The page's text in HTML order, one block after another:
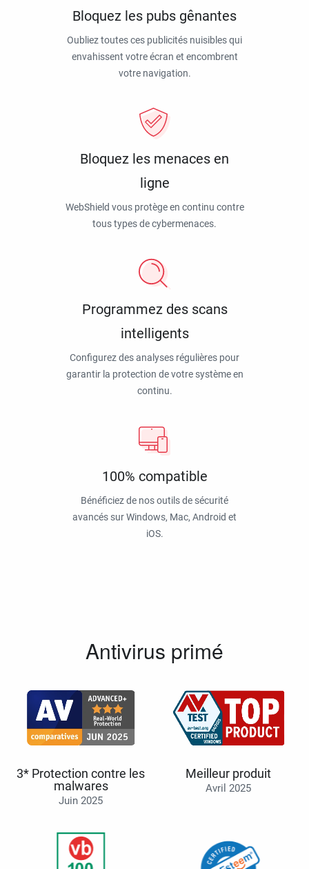
Bloquez les pubs gênantes
Oubliez toutes ces publicités nuisibles qui
envahissent votre écran et encombrent
votre navigation.
Bloquez les menaces en
ligne
WebShield vous protège en continu contre
tous types de cybermenaces.
Programmez des scans
intelligents
Configurez des analyses régulières pour
garantir la protection de votre système en
continu.
100% compatible
Bénéficiez de nos outils de sécurité
avancés sur Windows, Mac, Android et
iOS.
Antivirus primé
3* Protection contre les
malwares
Juin 2025
Meilleur produit
Avril 2025